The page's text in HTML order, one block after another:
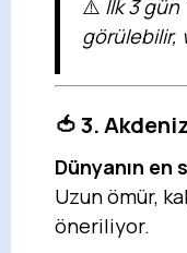
⚠️ İlk 3
görülebilir,
🍅 3.
Dünyanın en
Uzun ömür,
öneriliyor.